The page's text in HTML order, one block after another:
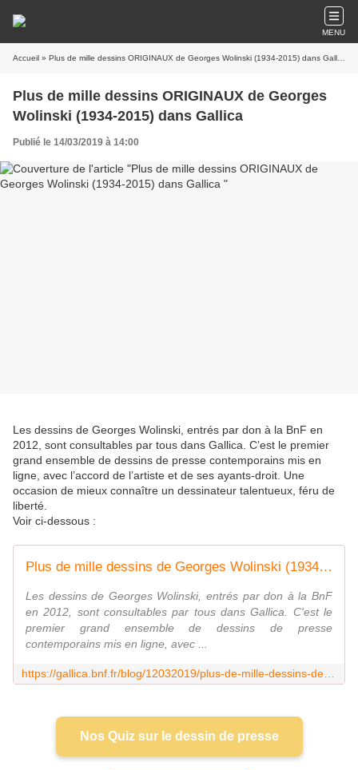
MENU
Accueil » Plus de mille dessins ORIGINAUX de Georges Wolinski (1934-2015) dans Gallica
Plus de mille dessins ORIGINAUX de Georges
Wolinski (1934-2015) dans Gallica
Publié le 14/03/2019 à 14:00
Les dessins de Georges Wolinski, entrés par don à la BnF en
2012, sont consultables par tous dans Gallica. C’est le premier
grand ensemble de dessins de presse contemporains mis en
ligne, avec l’accord de l’artiste et de ses ayants-droit. Une
occasion de mieux connaître un dessinateur talentueux, féru de
liberté.
Voir ci-dessous :
Plus de mille dessins de Georges Wolinski (1934-2015) dans Gallica
Les dessins de Georges Wolinski, entrés par don à la BnF
en 2012, sont consultables par tous dans Gallica. C'est le
premier grand ensemble de dessins de presse
contemporains mis en ligne, avec ...
Nos Quiz sur le dessin de presse